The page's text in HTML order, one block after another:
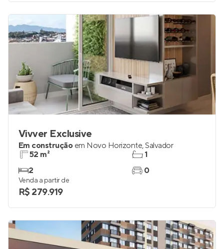
Vivver Exclusive
Em construção em Novo Horizonte,Salvador
52 m²
2
1
0
Venda a partir de
R$ 279.919